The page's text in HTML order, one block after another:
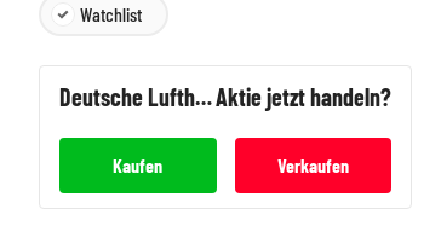
Watchlist
Deutsche LufthansaAktie jetzt handeln?
Kaufen Verkaufen